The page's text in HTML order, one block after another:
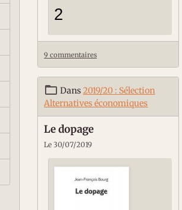
2
9 commentaires
Dans2019/20 : Sélection
Alternatives économiques
Le dopage
Le 30/07/2019